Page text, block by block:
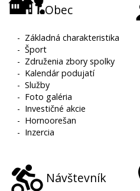
Obec
- Základná charakteristika
-Šport
- Združenia zbory spolky
- Kalendár podujatí
-Služby
- Foto galéria
- Investičné akcie
- Hornoorešan
- Inzercia
Návštevník